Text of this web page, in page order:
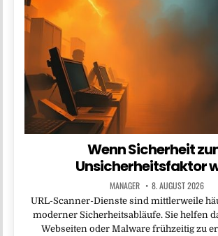
Wenn Sicherheit
Unsicherheitsfaktor
MANAGER 8. AUGUST 2026
URL-Scanner-Dienste sind mittlerweile
moderner Sicherheitsabläufe. Sie helfen
Webseiten oder Malware frühzeitig zu